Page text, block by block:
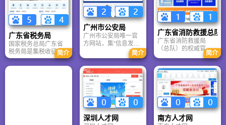
广东省税务局
国家税务总局广东省
税务局是集税收征
管、服务、执法于一
体的现代化省级税务
简介
广州市公安局
广州市公安局唯一官
方网站，集“信息发布
+ 在线办事 + 警民沟
通 + 监督举报”于一
体。无论是办理身份
证、查违章、申请出
入境，还是了解最新
交规、举报犯罪线
索，这里都是最权
威、最安全、最便捷
的官方入口。
简介
广东省消防救援总队
广东省消防救援局
（总队）的权威官
网，既是政府信息公
开平台，也是公众获
取消防服务、学习安
全知识、参与社会共
治的重要窗口。无论
是企业办理消防审
批，还是市民了解防
火常识，都可通过该
网站获得可靠信息。
简介
深圳人才网 南方人才网